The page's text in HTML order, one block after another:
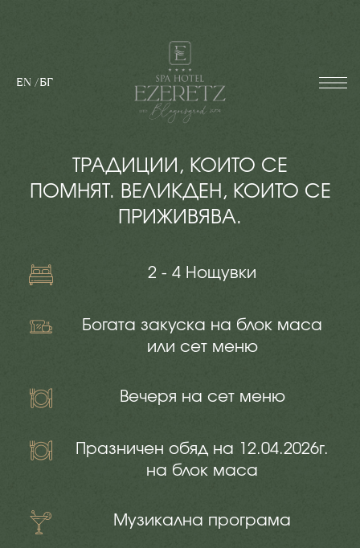
EN /БГ
ТРАДИЦИИ, КОИТО СЕ
ПОМНЯТ. ВЕЛИКДЕН, КОИТО СЕ
ПРИЖИВЯВА.
2 - 4 Нощувки
Богата закуска на блок маса
или сет меню
Вечеря на сет меню
Празничен обяд на 12.04.2026г.
на блок маса
Музикална програма